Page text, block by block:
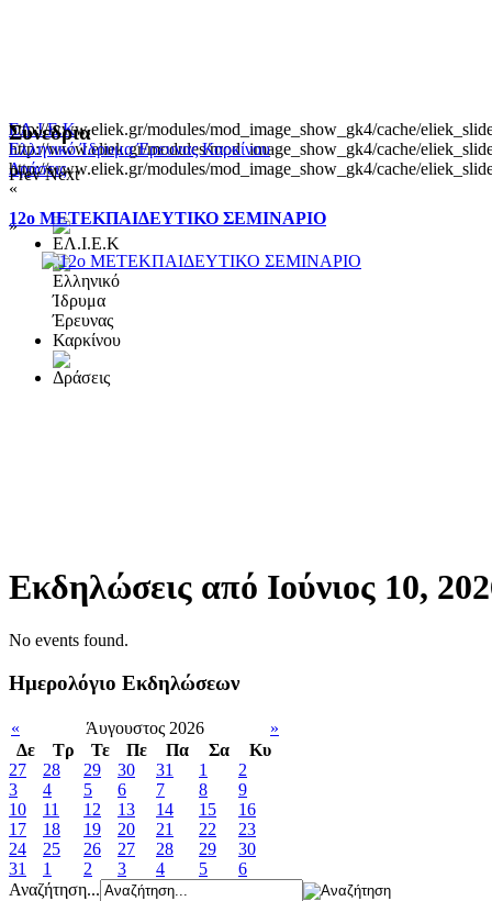
http://www.eliek.gr/modules/mod_image_show_gk4/cache/
http://www.eliek.gr/modules/mod_image_show_gk4/cache/
http://www.eliek.gr/modules/mod_image_show_gk4/cache/
ΕΛ.Ι.Ε.Κ
Ελληνικό Ίδρυμα Έρευνας Καρκίνου
Δράσεις
«
»
Συνεδρια
Prev Next
12ο ΜΕΤΕΚΠΑΙΔΕΥΤΙΚΟ ΣΕΜΙΝΑΡΙΟ
Εκδηλώσεις από Ιούνιος 10,
No events found.
Ημερολόγιο Εκδηλώσεων
« Άυγουστος 2026
»
Δε
Tρ Τε Πε Πα Σα
Κυ
27
28 29 30 31 1
2
3
4 5 6 7 8
9
10
11 12 13 14 15
16
17
18 19 20 21 22
23
24
25 26 27 28 29
30
31
1 2 3 4 5
6
Αναζήτηση...